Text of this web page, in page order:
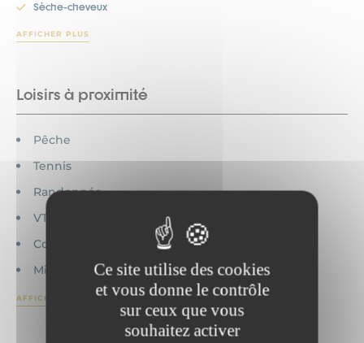
Ce site utilise des cookies
et vous donne le contrôle
sur ceux que vous
souhaitez activer
Sèche-cheveux
AFFICHER PLUS
Loisirs à proximité
Pêche
Tennis
Randonnée
VTT
Commerces
MiniGolf
AFFICHER PLUS